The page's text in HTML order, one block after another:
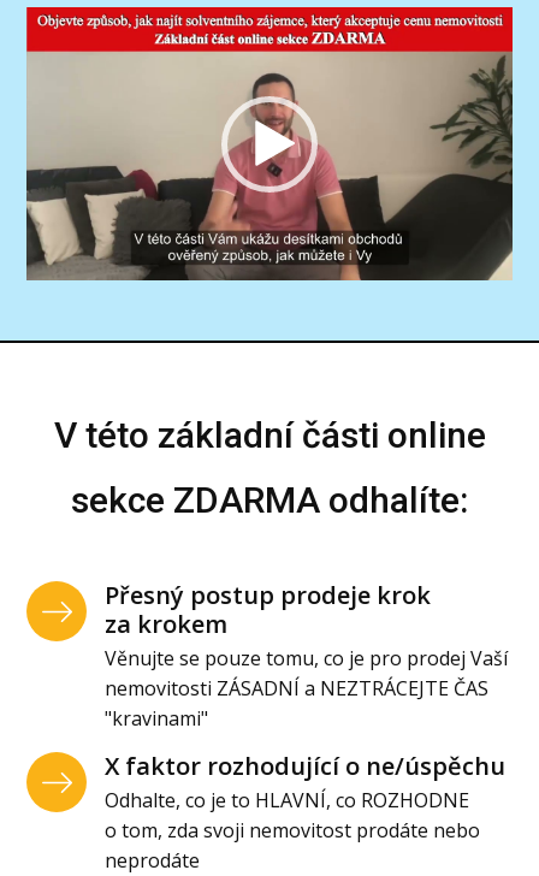
Video
přehrávač
V této základní části online
sekce ZDARMA odhalíte:
Přesný postup prodeje krok
za krokem
Věnujte se pouze tomu, co je pro prodej Vaší
nemovitosti ZÁSADNÍ a NEZTRÁCEJTE ČAS
"kravinami"
X faktor rozhodující o ne/úspěchu
Odhalte, co je to HLAVNÍ, co ROZHODNE
o tom, zda svoji nemovitost prodáte nebo
neprodáte